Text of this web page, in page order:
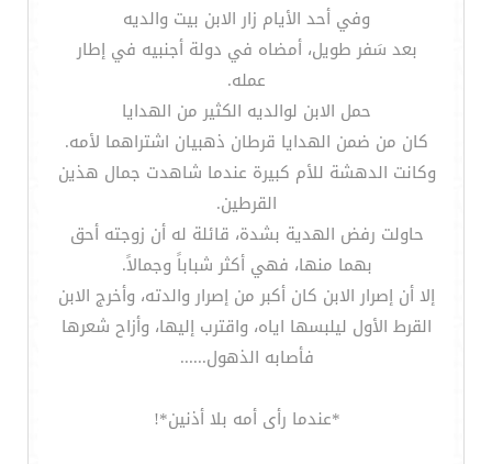
وفي أحد الأيام زار الابن بيت والديه
بعد سَفر طويل، أمضاه في دولة أجنبيه في إطار
عمله.
حمل الابن لوالديه الكثير من الهدايا
كان من ضمن الهدايا قرطان ذهبيان اشتراهما لأمه.
وكانت الدهشة للأم كبيرة عندما شاهدت جمال هذين
القرطين.
حاولت رفض الهدية بشدة، قائلة له أن زوجته أحق
بهما منها، فهي أكثر شباباً وجمالاً.
إلا أن إصرار الابن كان أكبر من إصرار والدته، وأخرج الابن
القرط الأول ليلبسها اياه، واقترب إليها، وأزاح شعرها
فأصابه الذهول......
*عندما رأى أمه بلا أذنين*!